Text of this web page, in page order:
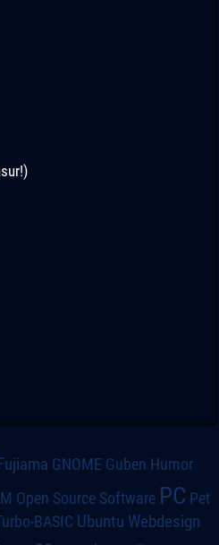
Fujiama GNOME Guben Humor
Open Source Software PC Pet
BASIC Ubuntu Webdesign